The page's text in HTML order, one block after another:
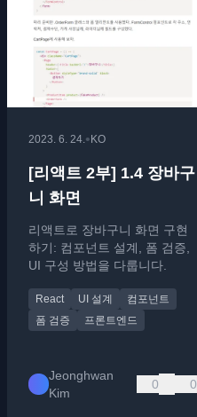
2023. 6. 24.• KO
[리액트 2부] 1.4 장바구
니 화면
리액트로 장바구니 화면 구현
하기: 컴포넌트 설계, 폼 검증,
UI 구성 방법을 다룹니다.
React UI 설계
컴포넌트
폼 검증
프론트엔드
Jeonghwan
Kim
0 0